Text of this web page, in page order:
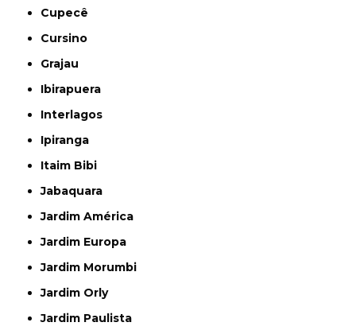
Cupecê
Cursino
Grajau
Ibirapuera
Interlagos
Ipiranga
Itaim Bibi
Jabaquara
Jardim América
Jardim Europa
Jardim Morumbi
Jardim Orly
Jardim Paulista